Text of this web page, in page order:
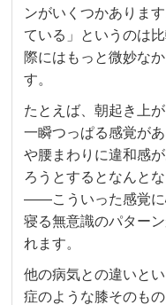
ンがいくつかありま
ている」というのは
際にはもっと微妙な
す。
たとえば、朝起き上
一瞬つっぱる感覚が
や腰まわりに違和感
ろうとするとなんと
――こういった感覚に
寝る無意識のパター
れます。
他の病気との違いと
症のような膝そのも